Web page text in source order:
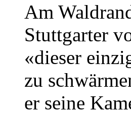
Am
Stuttgarter
«dieser
zu
er seine